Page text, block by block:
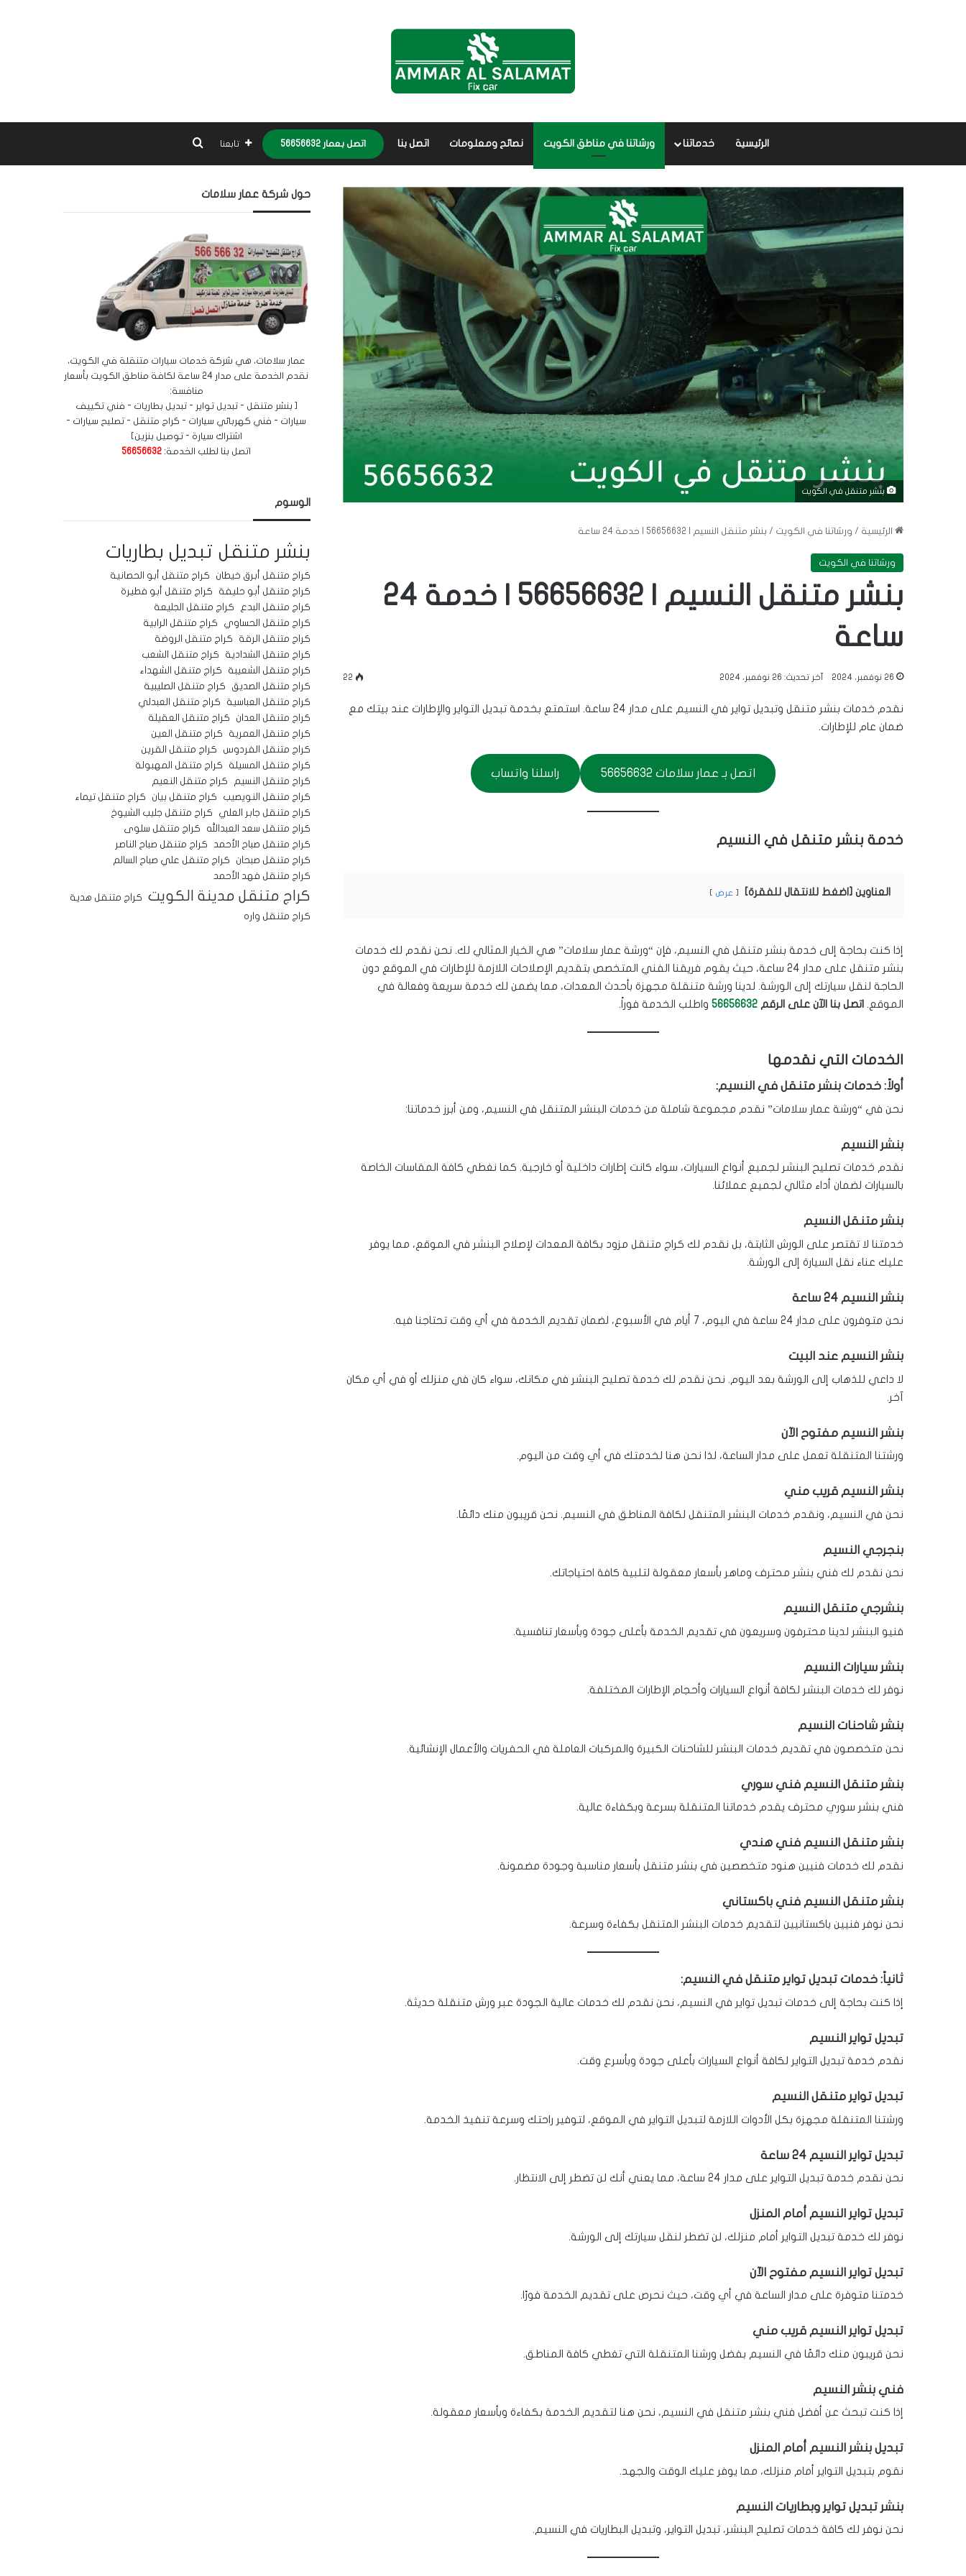
الرئيسية خدماتنا ورشاتنا في مناطق الكويت نصائح ومعلومات اتصل بنا اتصل بعمار 56656632 تابعنا بحث عن
بنشر متنقل في الكويت
الرئيسية / ورشاتنا في الكويت / بنشر متنقل النسيم | 56656632 | خدمة 24 ساعة
ورشاتنا في الكويت
بنشر متنقل النسيم | 56656632 | خدمة 24
ساعة
26 نوفمبر، 2024 آخر تحديث: 26 نوفمبر، 2024 22
نقدم خدمات بنشر متنقل وتبديل تواير في النسيم على مدار 24 ساعة. استمتع بخدمة تبديل التواير والإطارات عند بيتك مع
ضمان عام للإطارات.
اتصل بـ عمار سلامات 56656632 راسلنا واتساب
خدمة بنشر متنقل في النسيم
العناوين [اضغط للانتقال للفقرة] عرض
إذا كنت بحاجة إلى خدمة بنشر متنقل في النسيم، فإن “ورشة عمار سلامات” هي الخيار المثالي لك. نحن نقدم لك خدمات
بنشر متنقل على مدار 24 ساعة، حيث يقوم فريقنا الفني المتخصص بتقديم الإصلاحات اللازمة للإطارات في الموقع دون
الحاجة لنقل سيارتك إلى الورشة. لدينا ورشة متنقلة مجهزة بأحدث المعدات، مما يضمن لك خدمة سريعة وفعالة في
الموقع. اتصل بنا الآن على الرقم 56656632 واطلب الخدمة فوراً.
الخدمات التي نقدمها
أولاً: خدمات بنشر متنقل في النسيم:
نحن في “ورشة عمار سلامات” نقدم مجموعة شاملة من خدمات البنشر المتنقل في النسيم، ومن أبرز خدماتنا:
بنشر النسيم
نقدم خدمات تصليح البنشر لجميع أنواع السيارات، سواء كانت إطارات داخلية أو خارجية. كما نغطي كافة المقاسات الخاصة
بالسيارات لضمان أداء مثالي لجميع عملائنا.
بنشر متنقل النسيم
خدمتنا لا تقتصر على الورش الثابتة، بل نقدم لك كراج متنقل مزود بكافة المعدات لإصلاح البنشر في الموقع، مما يوفر
عليك عناء نقل السيارة إلى الورشة.
بنشر النسيم 24 ساعة
نحن متوفرون على مدار 24 ساعة في اليوم، 7 أيام في الأسبوع، لضمان تقديم الخدمة في أي وقت تحتاجنا فيه.
بنشر النسيم عند البيت
لا داعي للذهاب إلى الورشة بعد اليوم. نحن نقدم لك خدمة تصليح البنشر في مكانك، سواء كان في منزلك أو في أي مكان
آخر.
بنشر النسيم مفتوح الآن
ورشتنا المتنقلة تعمل على مدار الساعة، لذا نحن هنا لخدمتك في أي وقت من اليوم.
بنشر النسيم قريب مني
نحن في النسيم، ونقدم خدمات البنشر المتنقل لكافة المناطق في النسيم. نحن قريبون منك دائمًا.
بنجرجي النسيم
نحن نقدم لك فني بنشر محترف وماهر بأسعار معقولة لتلبية كافة احتياجاتك.
بنشرجي متنقل النسيم
فنيو البنشر لدينا محترفون وسريعون في تقديم الخدمة بأعلى جودة وبأسعار تنافسية.
بنشر سيارات النسيم
نوفر لك خدمات البنشر لكافة أنواع السيارات وأحجام الإطارات المختلفة.
بنشر شاحنات النسيم
نحن متخصصون في تقديم خدمات البنشر للشاحنات الكبيرة والمركبات العاملة في الحفريات والأعمال الإنشائية.
بنشر متنقل النسيم فني سوري
فني بنشر سوري محترف يقدم خدماتنا المتنقلة بسرعة وبكفاءة عالية.
بنشر متنقل النسيم فني هندي
نقدم لك خدمات فنيين هنود متخصصين في بنشر متنقل بأسعار مناسبة وجودة مضمونة.
بنشر متنقل النسيم فني باكستاني
نحن نوفر فنيين باكستانيين لتقديم خدمات البنشر المتنقل بكفاءة وسرعة.
ثانياً: خدمات تبديل تواير متنقل في النسيم:
إذا كنت بحاجة إلى خدمات تبديل تواير في النسيم، نحن نقدم لك خدمات عالية الجودة عبر ورش متنقلة حديثة.
تبديل تواير النسيم
نقدم خدمة تبديل التواير لكافة أنواع السيارات بأعلى جودة وبأسرع وقت.
تبديل تواير متنقل النسيم
ورشتنا المتنقلة مجهزة بكل الأدوات اللازمة لتبديل التواير في الموقع، لتوفير راحتك وسرعة تنفيذ الخدمة.
تبديل تواير النسيم 24 ساعة
نحن نقدم خدمة تبديل التواير على مدار 24 ساعة، مما يعني أنك لن تضطر إلى الانتظار.
تبديل تواير النسيم أمام المنزل
نوفر لك خدمة تبديل التواير أمام منزلك، لن تضطر لنقل سيارتك إلى الورشة.
تبديل تواير النسيم مفتوح الآن
خدمتنا متوفرة على مدار الساعة في أي وقت، حيث نحرص على تقديم الخدمة فورًا.
تبديل تواير النسيم قريب مني
نحن قريبون منك دائمًا في النسيم بفضل ورشنا المتنقلة التي تغطي كافة المناطق.
فني بنشر النسيم
إذا كنت تبحث عن أفضل فني بنشر متنقل في النسيم، نحن هنا لتقديم الخدمة بكفاءة وبأسعار معقولة.
تبديل بنشر النسيم أمام المنزل
نقوم بتبديل التواير أمام منزلك، مما يوفر عليك الوقت والجهد.
بنشر تبديل تواير وبطاريات النسيم
نحن نوفر لك كافة خدمات تصليح البنشر، تبديل التواير، وتبديل البطاريات في النسيم.
حول شركة عمار سلامات
عمار سلامات، هي شركة خدمات سيارات متنقلة في الكويت،
نقدم الخدمة على مدار 24 ساعة لكافة مناطق الكويت بأسعار
منافسة:
[ بنشر متنقل - تبديل تواير - تبديل بطاريات - فني تكييف
سيارات - فني كهربائي سيارات - كراج متنقل - تصليح سيارات -
اشتراك سيارة - توصيل بنزين]
اتصل بنا لطلب الخدمة: 56656632
الوسوم
بنشر متنقل تبديل بطاريات
كراج متنقل أبرق خيطان
كراج متنقل أبو الحصانية
كراج متنقل أبو حليفة
كراج متنقل أبو فطيرة
كراج متنقل البدع
كراج متنقل الجليعة
كراج متنقل الحساوي
كراج متنقل الرابية
كراج متنقل الرقة
كراج متنقل الروضة
كراج متنقل الشدادية
كراج متنقل الشعب
كراج متنقل الشعيبة
كراج متنقل الشهداء
كراج متنقل الصديق
كراج متنقل الصليبية
كراج متنقل العباسية
كراج متنقل العبدلي
كراج متنقل العدان
كراج متنقل العقيلة
كراج متنقل العمرية
كراج متنقل العين
كراج متنقل الفردوس
كراج متنقل القرين
كراج متنقل المسيلة
كراج متنقل المهبولة
كراج متنقل النسيم
كراج متنقل النعيم
كراج متنقل النويصيب
كراج متنقل بيان
كراج متنقل تيماء
كراج متنقل جابر العلي
كراج متنقل جليب الشيوخ
كراج متنقل سعد العبدالله
كراج متنقل سلوى
كراج متنقل صباح الأحمد
كراج متنقل صباح الناصر
كراج متنقل صبحان
كراج متنقل علي صباح السالم
كراج متنقل فهد الأحمد
كراج متنقل مدينة الكويت
كراج متنقل هدية
كراج متنقل واره